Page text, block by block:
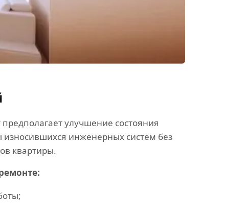
улучшение состояния
износившихся инженерных систем без
квартиры.